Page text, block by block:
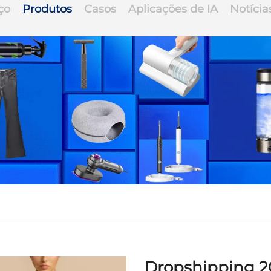
Produtos Casos Aplicações de IA